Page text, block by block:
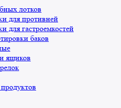
лотков
для противней
для гастроемкостей
баков
ящиков